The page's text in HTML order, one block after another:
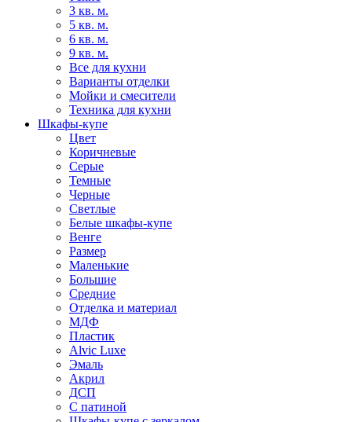
3 кв. м.
5 кв. м.
6 кв. м.
9 кв. м.
Все для кухни
Варианты отделки
Мойки и смесители
Техника для кухни
Шкафы-купе
Цвет
Коричневые
Серые
Темные
Черные
Светлые
Белые шкафы-купе
Венге
Размер
Маленькие
Большие
Средние
Отделка и материал
МДФ
Пластик
Alvic Luxe
Эмаль
Акрил
ДСП
С патиной